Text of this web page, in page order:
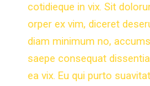
cotidieque in vix. Sit
orper ex vim, diceret
diam minimum no,
saepe consequat
ea vix. Eu qui purto